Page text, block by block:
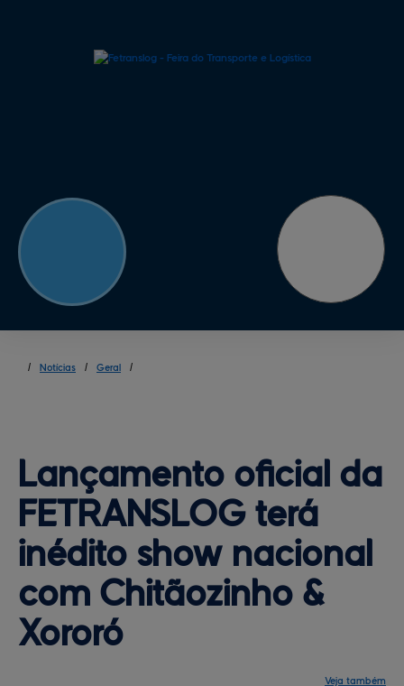
/ Notícias / Geral /
Lançamento oficial da
FETRANSLOG terá
inédito show nacional
com Chitãozinho &
Xororó
Veja também